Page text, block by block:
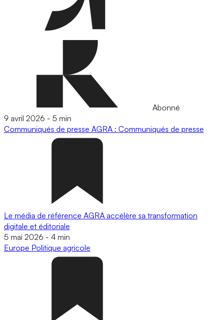
Abonné
9 avril 2026 - 5 min
Communiqués de presse AGRA : Communiqués de presse
Le média de référence AGRA accélère sa transformation
digitale et éditoriale
5 mai 2026 - 4 min
Europe Politique agricole